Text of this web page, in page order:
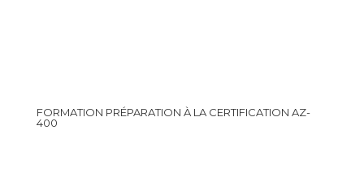
FORMATION PRÉPARATION À LA CERTIFICATION AZ-
400